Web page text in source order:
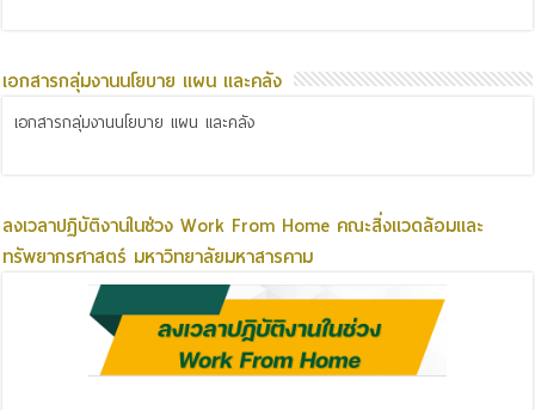
เอกสารกลุ่มงานนโยบาย แผน และคลัง
เอกสารกลุ่มงานนโยบาย แผน และคลัง
ลงเวลาปฏิบัติงานในช่วง Work From Home คณะสิ่งแวดล้อมและ
ทรัพยากรศาสตร์ มหาวิทยาลัยมหาสารคาม